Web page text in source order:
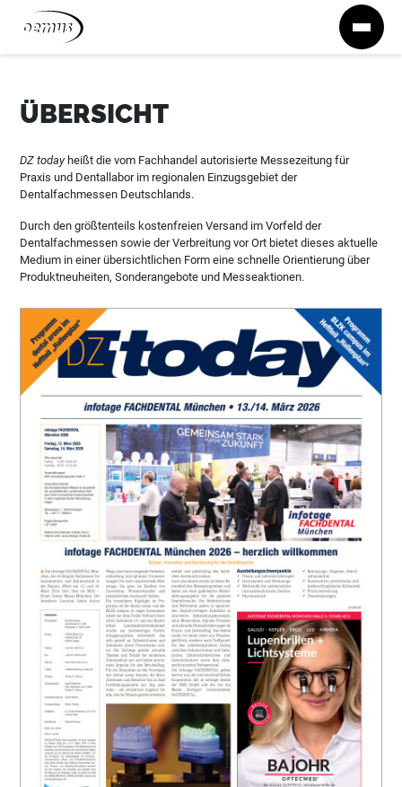
Zum Inhalt springen
ÜBERSICHT
DZ todayheißt die vom Fachhandel autorisierte Messezeitung für
Praxis und Dentallabor im regionalen Einzugsgebiet der
Dentalfachmessen Deutschlands.
Durch den größtenteils kostenfreien Versand im Vorfeld der
Dentalfachmessen sowie der Verbreitung vor Ort bietet dieses aktuelle
Medium in einer übersichtlichen Form eine schnelle Orientierung über
Produktneuheiten, Sonderangebote und Messeaktionen.